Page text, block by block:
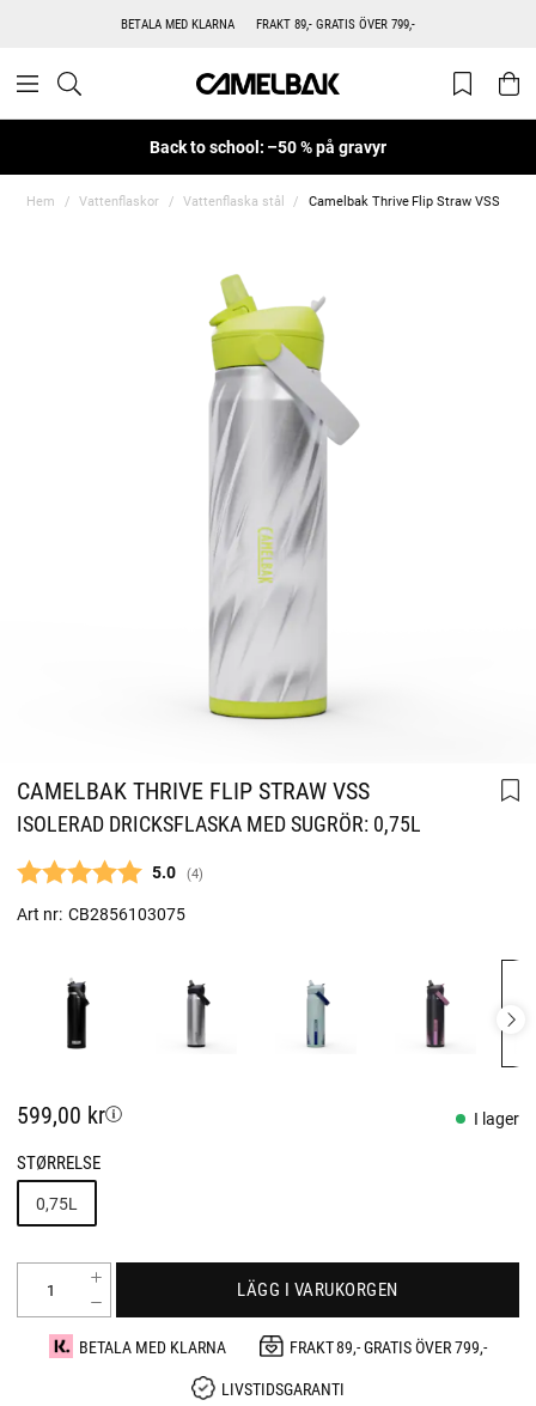
BETALA MED KLARNA FRAKT 89,- GRATIS ÖVER 799,-
Back to school: –50 % på gravyr
Hem Vattenflaskor Vattenflaska stål Camelbak Thrive Flip Straw VSS
CAMELBAK THRIVE FLIP STRAW VSS
ISOLERAD DRICKSFLASKA MED SUGRÖR: 0,75L
Snittbetyg:
5.0 (röster:
4)
Art nr: CB2856103075
599,00 kr I lager
STØRRELSE
0,75L
LÄGG I VARUKORGEN
BETALA MED KLARNA
FRAKT 89,- GRATIS ÖVER 799,-
LIVSTIDSGARANTI